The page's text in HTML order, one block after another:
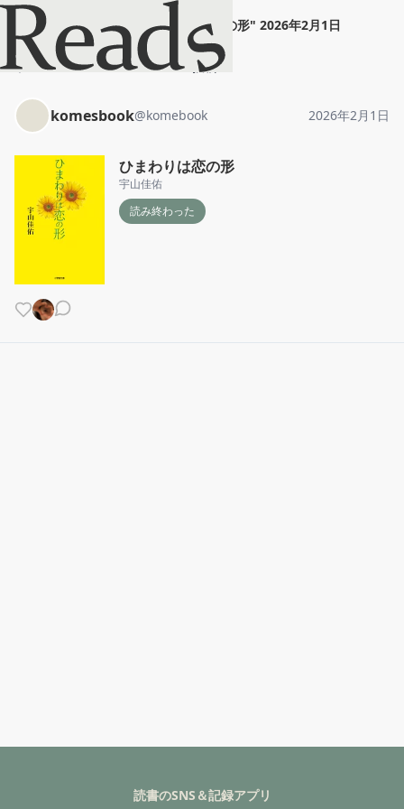
komesbook "ひまわりは恋の形" 2026年2月1日
ホーム komesbook 投稿
komesbook@komebook 2026年2月1日
ひまわりは恋の形
宇山佳佑
読み終わった
読書のSNS＆記録アプリ